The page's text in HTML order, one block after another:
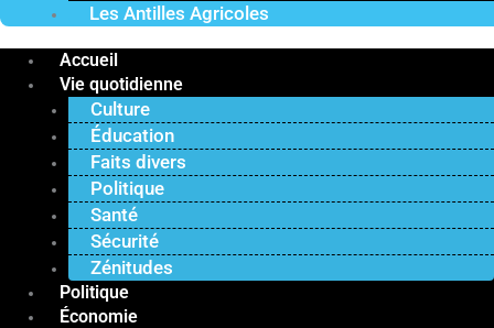
Les Antilles Agricoles
Accueil
Vie quotidienne
Culture
Éducation
Faits divers
Politique
Santé
Sécurité
Zénitudes
Politique
Économie